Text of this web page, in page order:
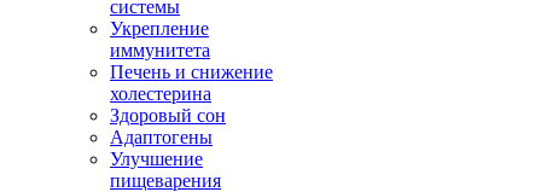
системы
Укрепление
иммунитета
Печень и снижение
холестерина
Здоровый сон
Адаптогены
Улучшение
пищеварения